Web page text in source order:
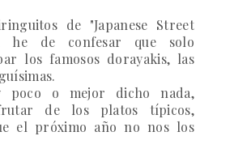
de "Japanese Street
he de confesar que solo
los famosos dorayakis, las
poco o mejor dicho nada,
de los platos típicos,
el próximo año no nos los